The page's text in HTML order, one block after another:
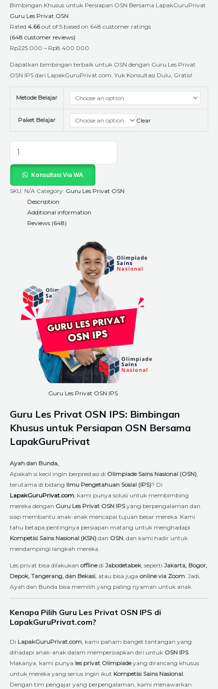
Bimbingan Khusus untuk Persiapan OSN Bersama LapakGuruPrivat
Guru Les Privat OSN
Rated 4.66out of 5 based on 648 customer ratings
(648 customer reviews)
Rp225.000 – Rp8.400.000
Dapatkan bimbingan terbaik untuk OSN dengan Guru Les Privat
OSN IPS dari LapakGuruPrivat.com. Yuk Konsultasi Dulu, Gratis!
Metode Belajar
Paket Belajar Clear
Konsultasi Via WA
SKU: N/A Category: Guru Les Privat OSN
Description
Additional information
Reviews (648)
Guru Les Privat OSN IPS
Guru Les Privat OSN IPS: Bimbingan
Khusus untuk Persiapan OSN Bersama
LapakGuruPrivat
Ayah dan Bunda,
Apakah si kecil ingin berprestasi di Olimpiade Sains Nasional (OSN)
terutama di bidang Ilmu Pengetahuan Sosial (IPS)? Di
LapakGuruPrivat.com , kami punya solusi untuk membimbing
mereka dengan Guru Les Privat OSN IPSyang berpengalaman dan
siap membantu anak-anak mencapai tujuan besar mereka. Kami
tahu betapa pentingnya persiapan matang untuk menghadapi
Kompetisi Sains Nasional (KSN) dan OSN , dan kami hadir untuk
mendampingi langkah mereka.
Les privat bisa dilakukan offlinedi Jabodetabek, seperti Jakarta, Bogor,
Depok, Tangerang, dan Bekasi , atau bisa juga online via Zoom . Jadi,
Ayah dan Bunda bisa memilih yang paling nyaman untuk anak.
Kenapa Pilih Guru Les Privat OSN IPS di
LapakGuruPrivat.com?
Di LapakGuruPrivat.com , kami paham banget tantangan yang
dihadapi anak-anak dalam mempersiapkan diri untuk OSN IPS.
Makanya, kami punya les privat Olimpiadeyang dirancang khusus
untuk mereka yang serius ingin ikut Kompetisi Sains Nasional
Dengan tim pengajar yang berpengalaman, kami menawarkan